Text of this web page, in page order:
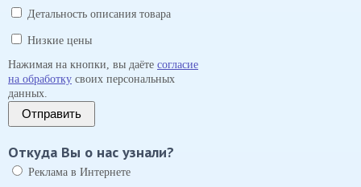
Детальность описания товара
Низкие цены
Нажимая на кнопки, вы даёте согласие
на обработку своих персональных
данных.
Отправить
Откуда Вы о нас узнали?
Реклама в Интернете